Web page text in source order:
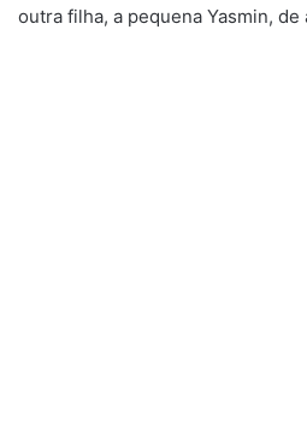
outra filha, a pequena Yasmin, de